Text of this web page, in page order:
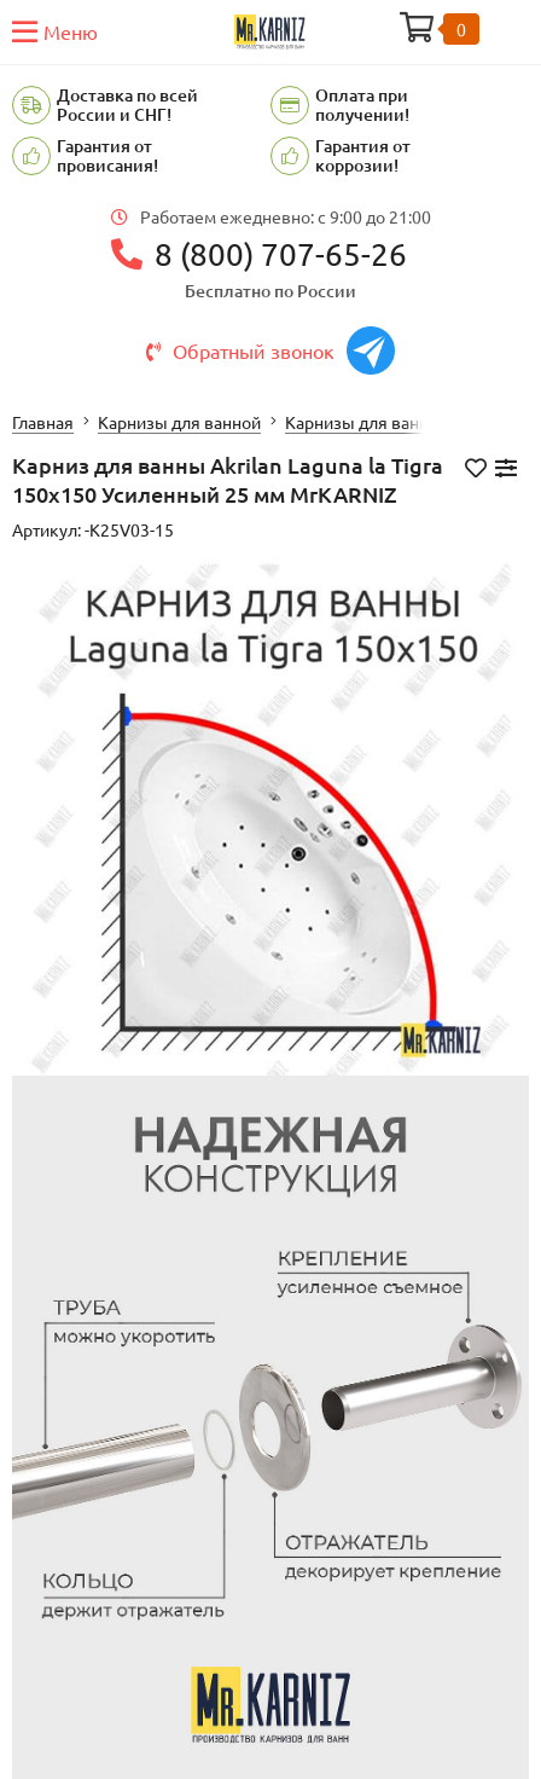
Меню 0
Доставка по всей
России и СНГ!
Оплата при
получении!
Гарантия от
провисания!
Гарантия от
коррозии!
Работаем ежедневно: c 9:00 до 21:00
8 (800) 707-65-26
Бесплатно по России
Обратный звонок
Главная Карнизы для ванной Карнизы для ванной Akrilan
Карниз для ванны Akrilan Laguna la Tigra
150х150 Усиленный 25 мм MrKARNIZ
Артикул:-K25V03-15